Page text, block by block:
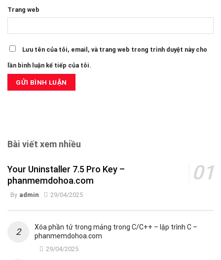
Trang web
Lưu tên của tôi, email, và trang web trong trình duyệt này cho
lần bình luận kế tiếp của tôi.
Bài viết xem nhiều
Your Uninstaller 7.5 Pro Key –
phanmemdohoa.com
By admin 29/04/2025
Xóa phần tử trong mảng trong C/C++ – lập trình C –
phanmemdohoa.com
29/04/2025